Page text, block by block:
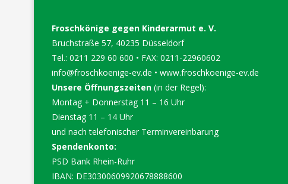
Froschkönige gegen Kinderarmut e. V.
Bruchstraße 57, 40235 Düsseldorf
Tel.: 0211 229 60 600 • FAX: 0211-22960602
info@froschkoenige-ev.de • www.froschkoenige-ev.de
Unsere Öffnungszeiten (in der Regel):
Montag + Donnerstag 11 – 16 Uhr
Dienstag 11 – 14 Uhr
und nach telefonischer Terminvereinbarung
Spendenkonto:
PSD Bank Rhein-Ruhr
IBAN: DE30300609920678888600